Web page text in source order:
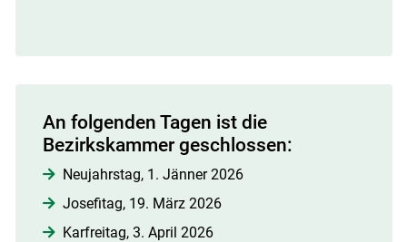
An folgenden Tagen ist die
Bezirkskammer geschlossen:
Neujahrstag, 1. Jänner 2026
Josefitag, 19. März 2026
Karfreitag, 3. April 2026